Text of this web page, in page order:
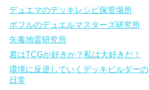
デュエマのデッキレシピ保管場所
ポフルのデュエルマスターズ研究所
矢毒地雷研究所
君はTCGが好きか？私は大好きだ！
環境に反逆していくデッキビルダーの
日常